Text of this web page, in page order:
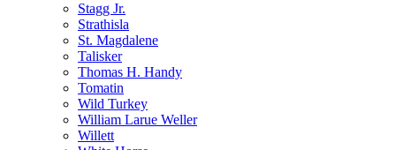
Stagg Jr.
Strathisla
St. Magdalene
Talisker
Thomas H. Handy
Tomatin
Wild Turkey
William Larue Weller
Willett